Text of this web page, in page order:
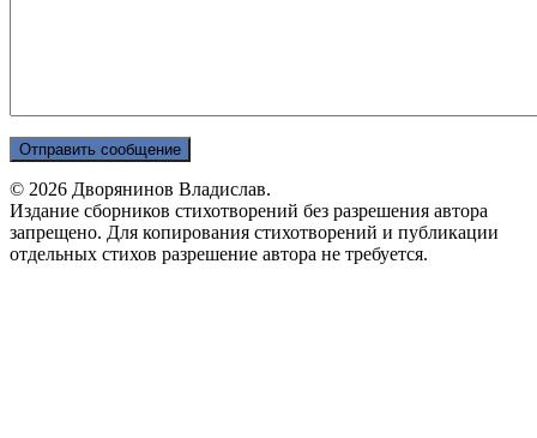
© 2026 Дворянинов Владислав.
Издание сборников стихотворений без разрешения автора
запрещено. Для копирования стихотворений и публикации
отдельных стихов разрешение автора не требуется.